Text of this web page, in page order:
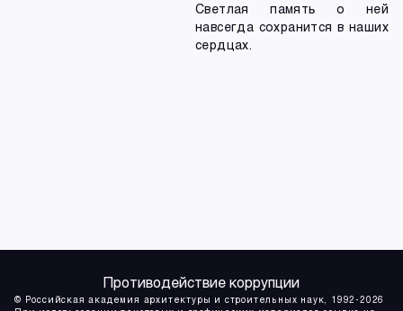
Светлая память о ней
навсегда сохранится в наших
сердцах.
© Российская академия архитектуры и строительных наук, 1992-2026
Противодействие коррупции